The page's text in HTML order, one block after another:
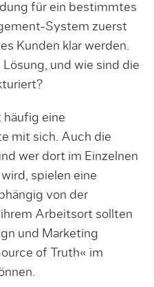
für ein bestimmtes
System zuerst
Kunden klar werden.
und wie sind die
häufig eine
mit sich. Auch die
wer dort im Einzelnen
spielen eine
von der
Arbeitsort sollten
und Marketing
of Truth« im